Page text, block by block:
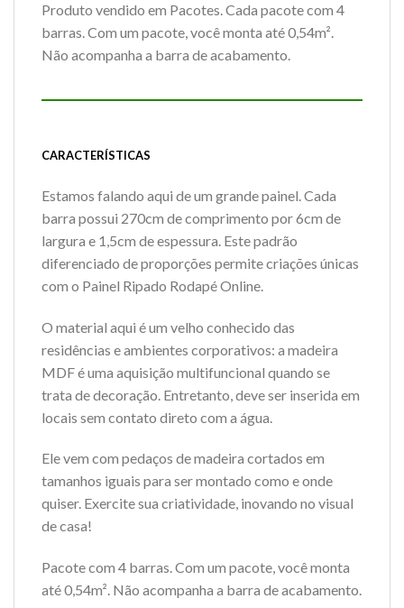
Produto vendido em Pacotes. Cada pacote com 4
barras. Com um pacote, você monta até 0,54m².
Não acompanha a barra de acabamento.
CARACTERÍSTICAS
Estamos falando aqui de um grande painel. Cada
barra possui 270cm de comprimento por 6cm de
largura e 1,5cm de espessura. Este padrão
diferenciado de proporções permite criações únicas
com o Painel Ripado Rodapé Online.
O material aqui é um velho conhecido das
residências e ambientes corporativos: a madeira
MDF é uma aquisição multifuncional quando se
trata de decoração. Entretanto, deve ser inserida em
locais sem contato direto com a água.
Ele vem com pedaços de madeira cortados em
tamanhos iguais para ser montado como e onde
quiser. Exercite sua criatividade, inovando no visual
de casa!
Pacote com 4 barras. Com um pacote, você monta
até 0,54m². Não acompanha a barra de acabamento.